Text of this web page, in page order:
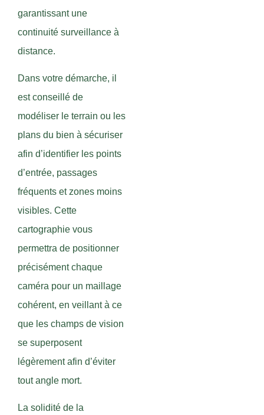
garantissant une
continuité surveillance à
distance.
Dans votre démarche, il
est conseillé de
modéliser le terrain ou les
plans du bien à sécuriser
afin d’identifier les points
d’entrée, passages
fréquents et zones moins
visibles. Cette
cartographie vous
permettra de positionner
précisément chaque
caméra pour un maillage
cohérent, en veillant à ce
que les champs de vision
se superposent
légèrement afin d’éviter
tout angle mort.
La solidité de la